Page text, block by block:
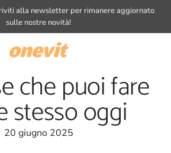
alla newsletter per rimanere aggiornato
sulle nostre novità!
che puoi fare
stesso oggi
20 giugno 2025